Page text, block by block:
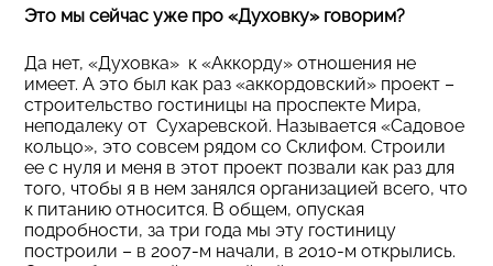
Это мы сейчас уже про «Духовку» говорим?
Да нет, «Духовка» к «Аккорду» отношения не
имеет. А это был как раз «аккордовский» проект –
строительство гостиницы на проспекте Мира,
неподалеку от Сухаревской. Называется «Садовое
кольцо», это совсем рядом со Склифом. Строили
ее с нуля и меня в этот проект позвали как раз для
того, чтобы я в нем занялся организацией всего, что
к питанию относится. В общем, опуская
подробности, за три года мы эту гостиницу
построили – в 2007-м начали, в 2010-м открылись.